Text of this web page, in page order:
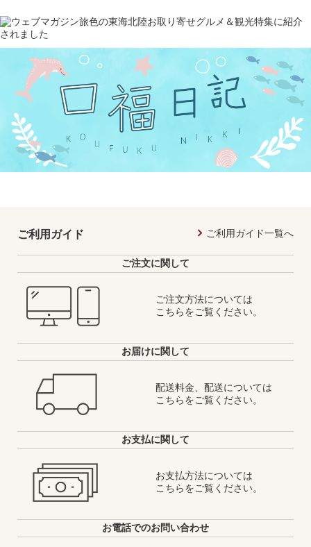
ご利用ガイド ご利用ガイド一覧へ
ご注文に関して
ご注文方法については
こちらをご覧ください。
お届けに関して
配送料金、配送については
こちらをご覧ください。
お支払に関して
お支払方法については
こちらをご覧ください。
お電話でのお問い合わせ